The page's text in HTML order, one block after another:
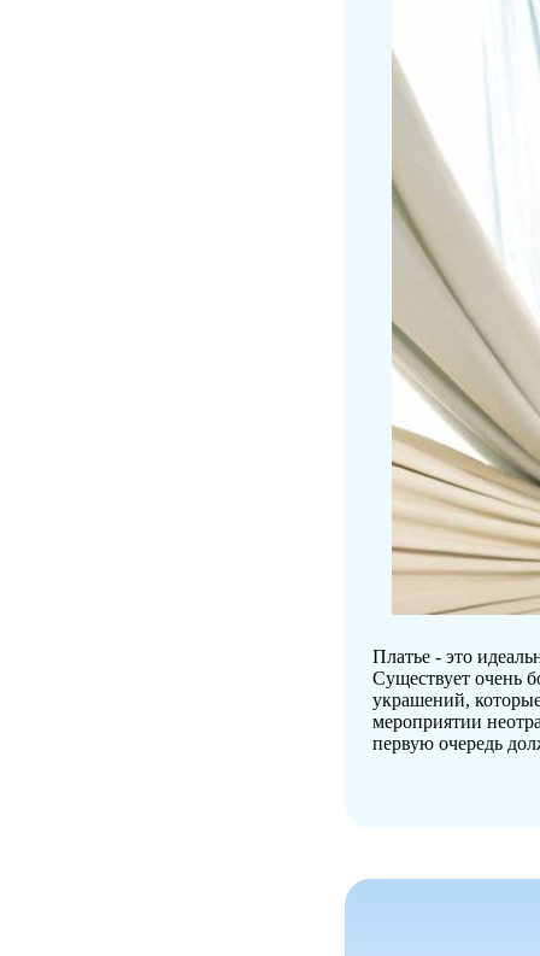
Платье - это
Существует очень
украшений,
мероприятии
первую очередь